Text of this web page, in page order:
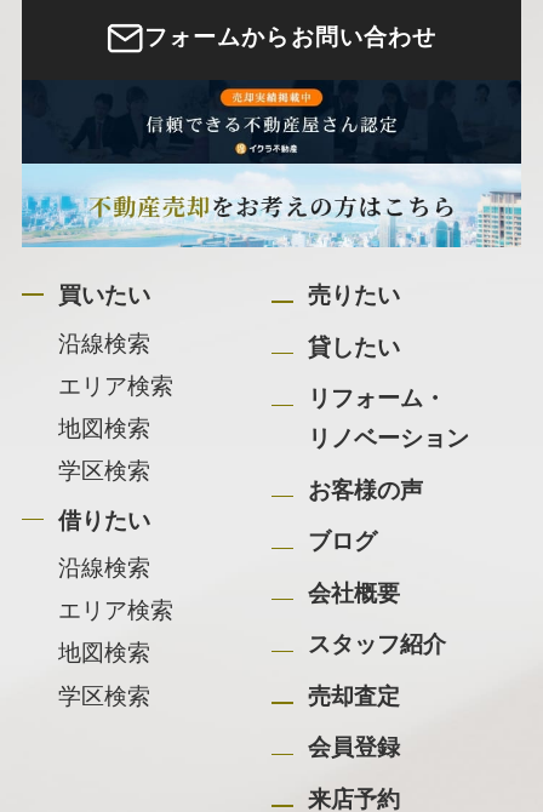
フォームからお問い合わせ
買いたい
沿線検索
エリア検索
地図検索
学区検索
借りたい
沿線検索
エリア検索
地図検索
学区検索
売りたい
貸したい
リフォーム・
リノベーション
お客様の声
ブログ
会社概要
スタッフ紹介
売却査定
会員登録
来店予約